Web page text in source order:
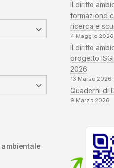
Il diritto
formazione
ricerca e
4 Maggio 2026
Il diritto
progetto
2026
13 Marzo 2026
Quaderni di
9 Marzo 2026